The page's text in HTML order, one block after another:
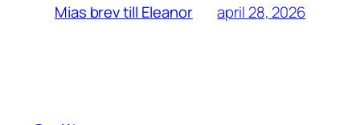
Mias brev till Eleanor april 28, 2026